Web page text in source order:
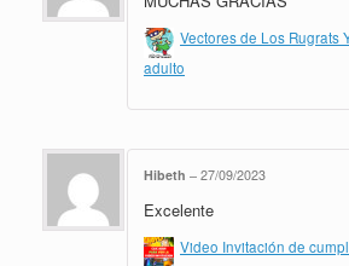
Vectores de Los Rugrats
adulto
Hibeth – 27/09/2023
Excelente
Video Invitación de